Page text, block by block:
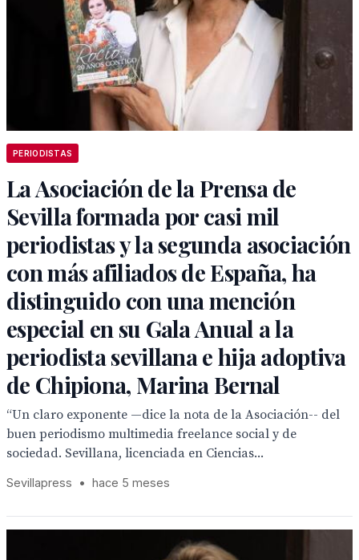
PERIODISTAS
La Asociación de la Prensa de
Sevilla formada por casi mil
periodistas y la segunda asociación
con más afiliados de España, ha
distinguido con una mención
especial en su Gala Anual a la
periodista sevillana e hija adoptiva
de Chipiona, Marina Bernal
“Un claro exponente —dice la nota de la Asociación-- del
buen periodismo multimedia freelance social y de
sociedad. Sevillana, licenciada en Ciencias...
Sevillapress • hace 5 meses